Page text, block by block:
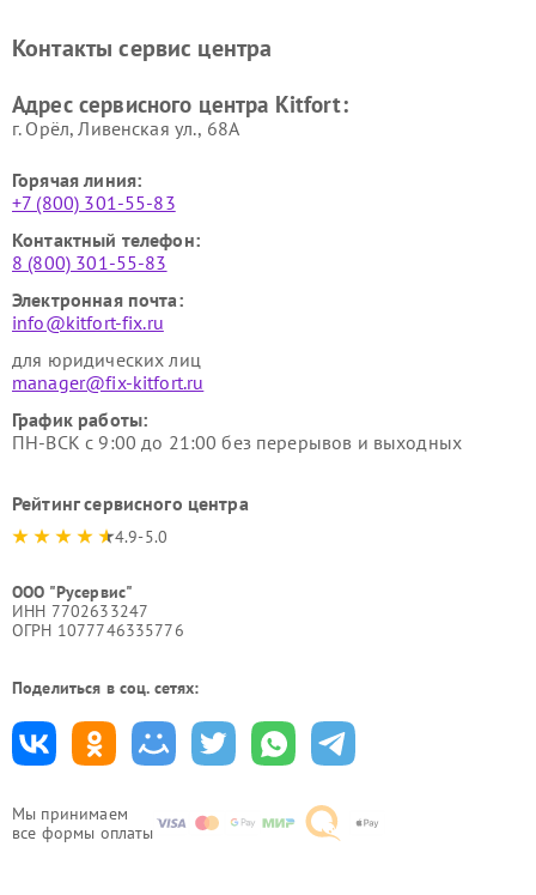
Мы принимаем
все формы оплаты
Kitfort
Kitfort
Kitfort
Kitfort
Контакты сервис центра
Адрес сервисного центра Kitfort:
г. Орёл, Ливенская ул., 68А
Горячая линия:
+7 (800) 301-55-83
Контактный телефон:
8 (800) 301-55-83
Электронная почта:
info@kitfort-fix.ru
для юридических лиц
manager@fix-kitfort.ru
График работы:
ПН-ВСК с 9:00 до 21:00 без перерывов и выходных
Рейтинг сервисного центра
4.9-5.0
ООО "Русервис"
ИНН 7702633247
ОГРН 1077746335776
Поделиться в соц. сетях: